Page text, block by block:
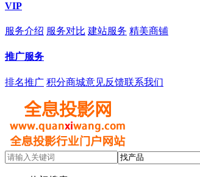
VIP
服务介绍 服务对比 建站服务 精美商铺
推广服务
排名推广 积分商城意见反馈联系我们